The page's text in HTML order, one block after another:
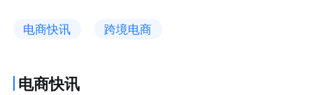
电商快讯 跨境电商
电商快讯